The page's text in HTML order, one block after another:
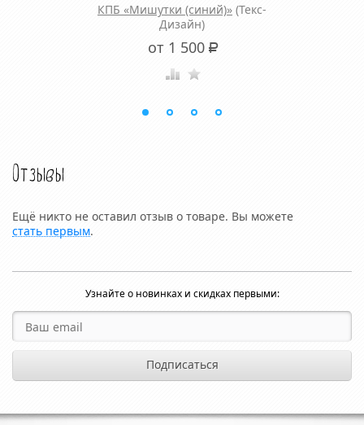
КПБ «Мишутки (синий)» (Текс-
Дизайн)
от 1 500 Р
Отзывы
Ещё никто не оставил отзыв о товаре. Вы можете
стать первым.
Узнайте о новинках и скидках первыми: